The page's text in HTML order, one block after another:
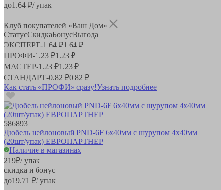
до1.64 ₽/ упак
Клуб покупателей «Ваш Дом»
СтатусСкидкаБонусВыгода
ЭКСПЕРТ-1.64 ₽1.64 ₽
ПРОФИ-1.23 ₽1.23 ₽
МАСТЕР-1.23 ₽1.23 ₽
СТАНДАРТ-0.82 ₽0.82 ₽
Как стать «ПРОФИ» сразу!Узнать подробнее
586893
Дюбель нейлоновый PND-6F 6х40мм с шурупом 4х40мм
(20шт/упак) ЕВРОПАРТНЕР
Наличие в магазинах
219₽/ упак
скидка и бонус
до19.71 ₽/ упак